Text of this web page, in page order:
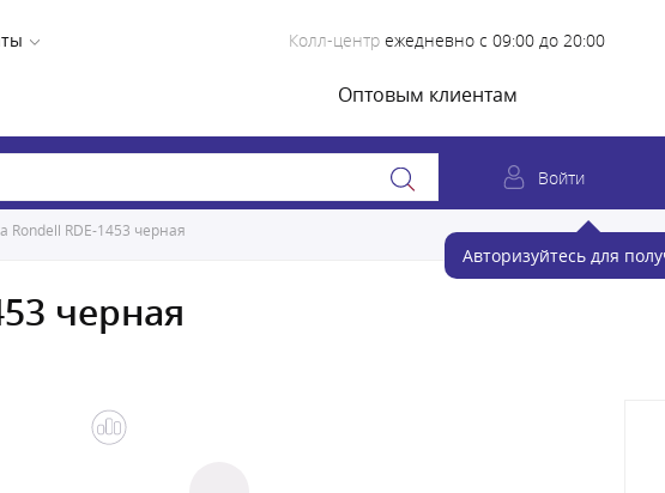
Колл-центр ежедневно с 09:00 до 20:00
Оптовым клиентам
Войти
Авторизуйтесь для
Rondell RDE-1453 черная
черная